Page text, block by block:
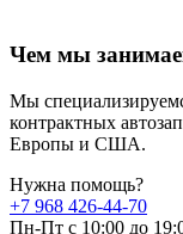
Чем мы
Мы
контрактных
Европы и США.
Нужна помощь?
+7 968 426-44-70
Пн-Пт с 10:00 до